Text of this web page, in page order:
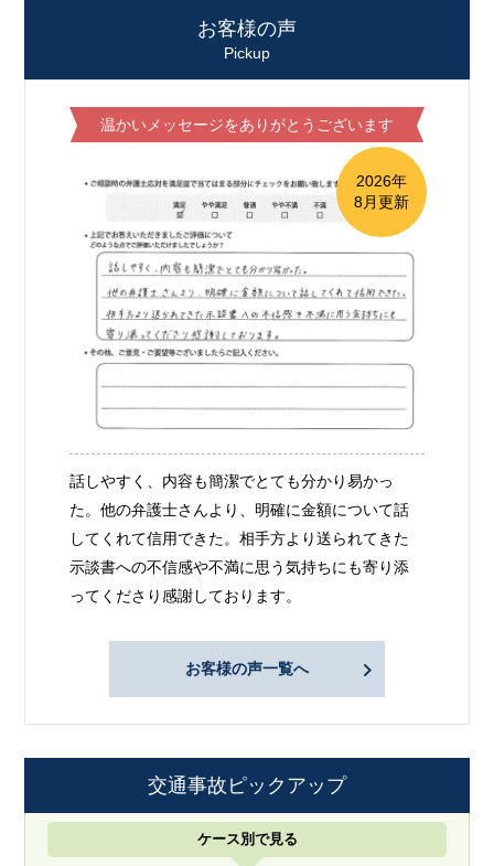
お客様の声
Pickup
温かいメッセージをありがとうございます
2026年
8月更新
話しやすく、内容も簡潔でとても分かり易かっ
た。他の弁護士さんより、明確に金額について話
してくれて信用できた。相手方より送られてきた
示談書への不信感や不満に思う気持ちにも寄り添
ってくださり感謝しております。
お客様の声一覧へ
交通事故ピックアップ
ケース別で見る